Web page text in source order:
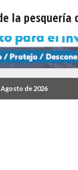
Agosto de 2026
la
la gestión